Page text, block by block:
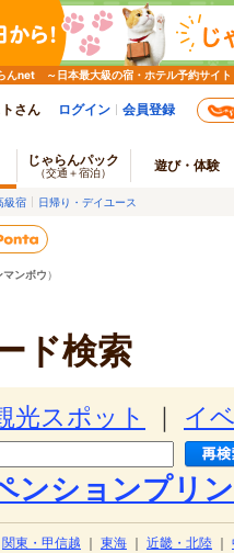
んnet ～日本最大級の宿・ホテル予約サイト
さん ログイン 会員登録
じゃらんパック
（交通＋宿泊） 遊び・体験
級宿 日帰り・デイユース
マンボウ）
ド検索
光スポット イ
ンションプリ
関東・甲信越 東海 近畿・北陸